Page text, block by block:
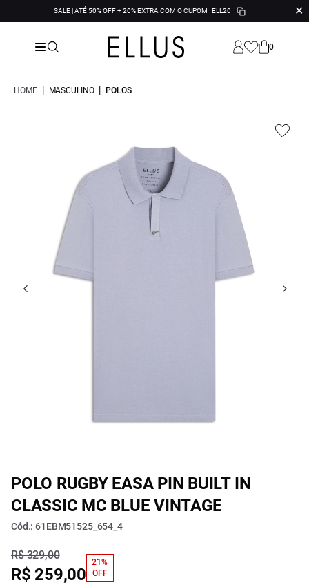
SALE | ATÉ 50% OFF + 20% EXTRA COM O CUPOM ELL20 ✕
0
HOME | MASCULINO | POLOS
POLO RUGBY EASA PIN BUILT IN
CLASSIC MC BLUE VINTAGE
Cód.: 61EBM51525_654_4
R$ 329,00
R$ 259,00
21%
OFF